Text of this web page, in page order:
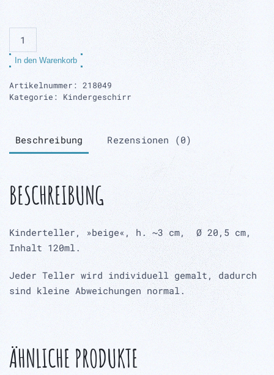
Kinderteller,
beige
Menge
In den Warenkorb
Artikelnummer: 218049
Kategorie: Kindergeschirr
Beschreibung Rezensionen (0)
BESCHREIBUNG
Kinderteller, »beige«, h. ~3 cm, Ø 20,5 cm,
Inhalt 120ml.
Jeder Teller wirdindividuellgemalt, dadurch
sind kleine Abweichungen normal.
ÄHNLICHE PRODUKTE